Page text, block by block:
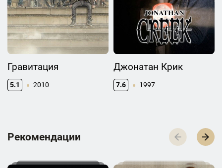
Гравитация
5.1 2010
Джонатан Крик
7.6 1997
Р­­­е­­­к­­­о­­­м­­­е­­­н­­­д­­­а­­­ц­­­и­­­и